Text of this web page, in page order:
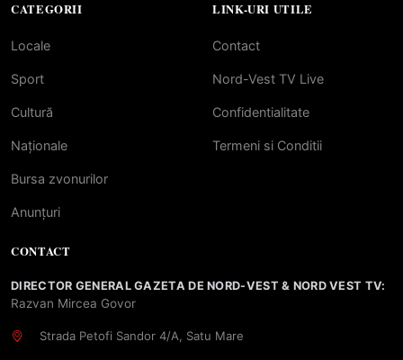
CATEGORII
Locale
Sport
Cultură
Naționale
Bursa zvonurilor
Anunțuri
LINK-URI UTILE
Contact
Nord-Vest TV Live
Confidentialitate
Termeni si Conditii
CONTACT
DIRECTOR GENERAL GAZETA DE NORD-VEST & NORD VEST TV:
Razvan Mircea Govor
Strada Petofi Sandor 4/A, Satu Mare